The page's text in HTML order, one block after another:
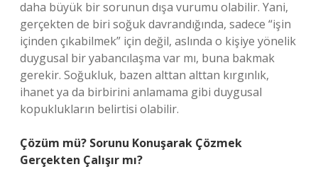
daha büyük bir sorunun dışa vurumu olabilir. Yani,
gerçekten de biri soğuk davrandığında, sadece “işin
içinden çıkabilmek” için değil, aslında o kişiye yönelik
duygusal bir yabancılaşma var mı, buna bakmak
gerekir. Soğukluk, bazen alttan alttan kırgınlık,
ihanet ya da birbirini anlamama gibi duygusal
kopuklukların belirtisi olabilir.
Çözüm mü? Sorunu Konuşarak Çözmek
Gerçekten Çalışır mı?